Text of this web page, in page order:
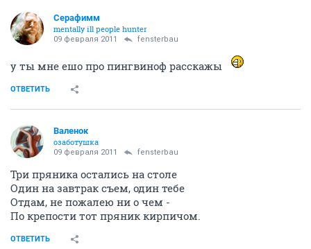
Серафимм
mentally ill people hunter
09 февраля 2011 fensterbau
у ты мне ешо про пингвиноф расскажы
ОТВЕТИТЬ
Валенок
озаботушка
09 февраля 2011 fensterbau
Три пряника остались на столе
Один на завтрак съем, один тебе
Отдам, не пожалею ни о чем -
По крепости тот пряник кирпичом.
ОТВЕТИТЬ